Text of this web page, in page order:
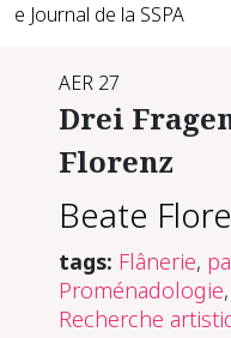
e Journal de la SSPA
AER 27
Drei
Florenz
Beate
tags: Flânerie,
Proménadologie,
Recherche